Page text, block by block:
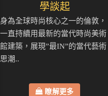
學談起
身為全球時尚核心之一的倫敦，
一直持續用最新的當代時尚美術
館建築，展現”最IN”的當代藝術
思潮..
瞭解更多